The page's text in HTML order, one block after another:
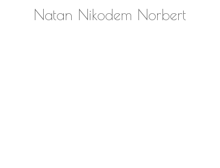
Natan Nikodem Norbert